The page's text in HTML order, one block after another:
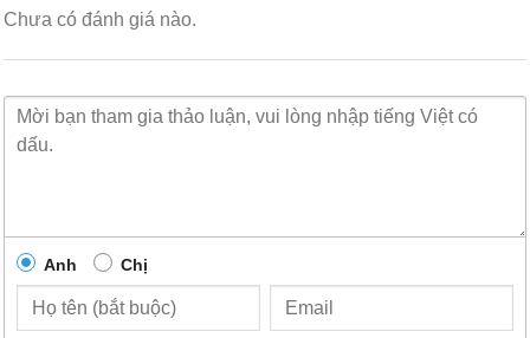
Mang lại trải nghiệm đặc biệt cho người dùng cuối
Được thiết kế cho môi trường khắc nghiệt
Bao gồm tiêu chuẩn bảo mật Wi-Fi WPA3 mới nhất
mang lại khả năng bảo vệ mạnh mẽ cho người dùng
và thiết bị IoT
Chưa có đánh giá nào.
Anh Chị